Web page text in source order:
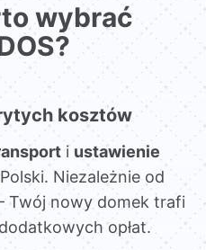
wybrać
kosztów
i ustawienie
Niezależnie od
Twój nowy domek trafi
opłat.